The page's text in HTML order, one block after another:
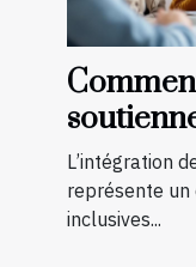
L’intégration
représente un
inclusives...